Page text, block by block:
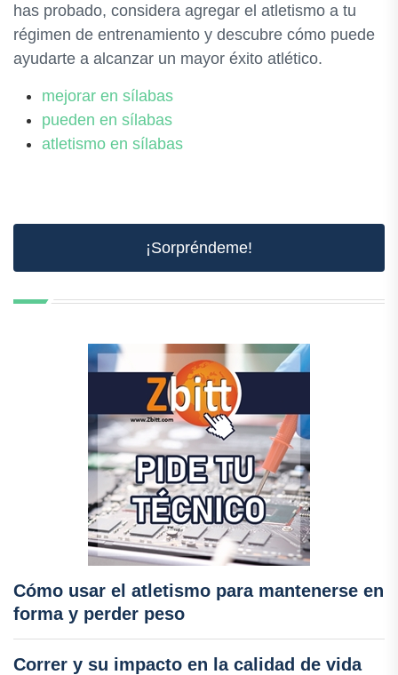
has probado, considera agregar el atletismo a tu
régimen de entrenamiento y descubre cómo puede
ayudarte a alcanzar un mayor éxito atlético.
mejorar en sílabas
pueden en sílabas
atletismo en sílabas
¡Sorpréndeme!
Cómo usar el atletismo para mantenerse en
forma y perder peso
Correr y su impacto en la calidad de vida